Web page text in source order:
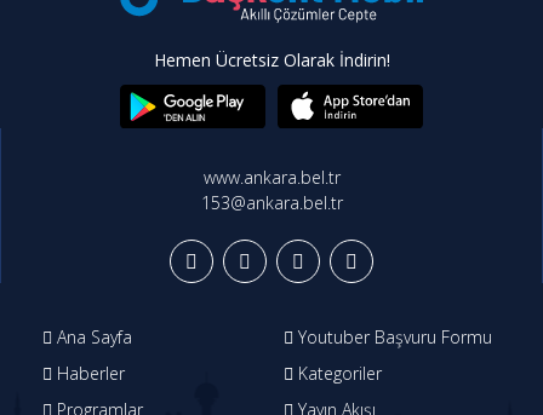
Hemen Ücretsiz Olarak İndirin!
www.ankara.bel.tr
153@ankara.bel.tr
Ana Sayfa
Youtuber Başvuru Formu
Haberler
Kategoriler
Programlar
Yayın Akışı